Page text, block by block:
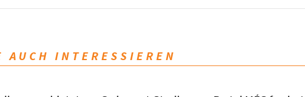
AUCH INTERESSIEREN